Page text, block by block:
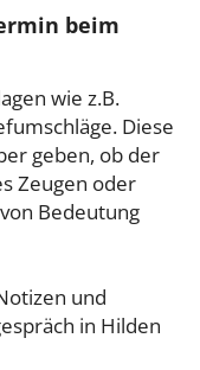
beim
wie z.B.
Diese
geben, ob der
Zeugen oder
Bedeutung
und
in Hilden